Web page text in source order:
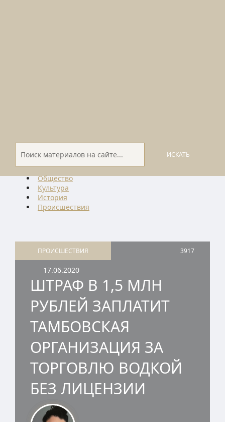
ИСКАТЬ
Общество
Культура
История
Проиcшествия
ПРОИCШЕСТВИЯ 3917
17.06.2020
ШТРАФ В 1,5 МЛН
РУБЛЕЙ ЗАПЛАТИТ
ТАМБОВСКАЯ
ОРГАНИЗАЦИЯ ЗА
ТОРГОВЛЮ ВОДКОЙ
БЕЗ ЛИЦЕНЗИИ